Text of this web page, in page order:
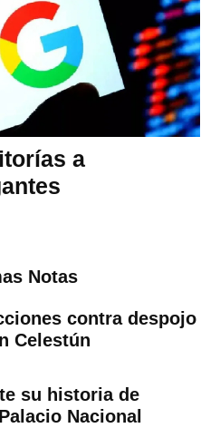
a
Notas
contra despojo
Celestún
su historia de
Nacional